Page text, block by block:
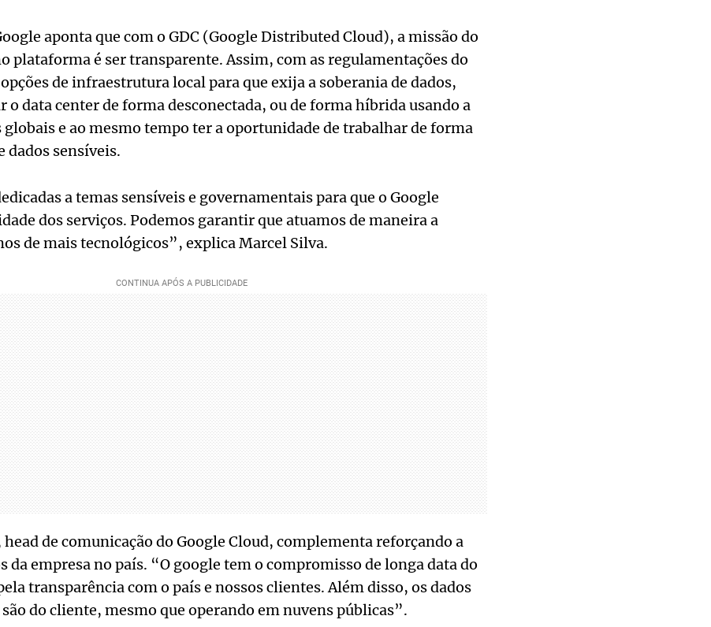
aponta que com o GDC (Google Distributed Cloud), a missão do
plataforma é ser transparente. Assim, com as regulamentações do
de infraestrutura local para que exija a soberania de dados,
o data center de forma desconectada, ou de forma híbrida usando a
globais e ao mesmo tempo ter a oportunidade de trabalhar de forma
dados sensíveis.
a temas sensíveis e governamentais para que o Google
dos serviços. Podemos garantir que atuamos de maneira a
de mais tecnológicos”, explica Marcel Silva.
de comunicação do Google Cloud, complementa reforçando a
da empresa no país. “O google tem o compromisso de longa data do
transparência com o país e nossos clientes. Além disso, os dados
do cliente, mesmo que operando em nuvens públicas”.